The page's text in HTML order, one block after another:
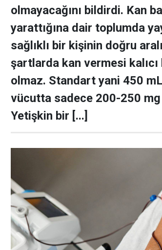
olmayacağını bildirdi. Kan
yarattığına dair toplumda
sağlıklı bir kişinin doğru
şartlarda kan vermesi kalıcı
olmaz. Standart yani 450
vücutta sadece 200-250
Yetişkin bir [...]